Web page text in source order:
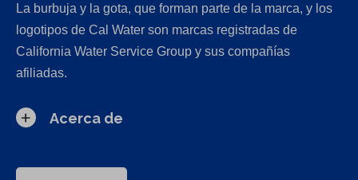
La burbuja y la gota, que forman parte de la marca, y los
logotipos de Cal Water son marcas registradas de
California Water Service Group y sus compañías
afiliadas.
Acerca de